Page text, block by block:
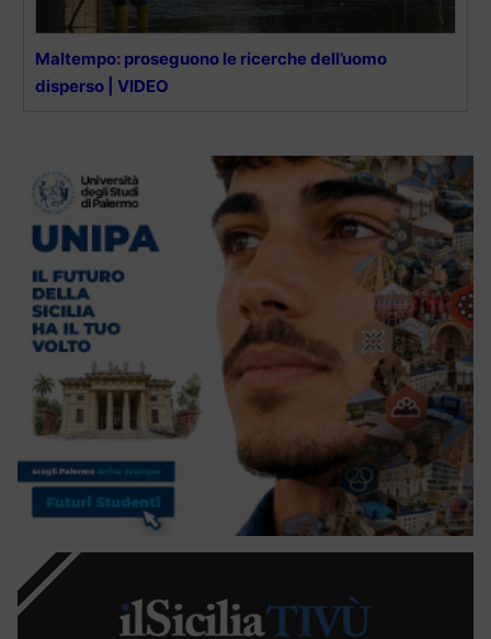
Maltempo: proseguono le ricerche dell’uomo
disperso | VIDEO